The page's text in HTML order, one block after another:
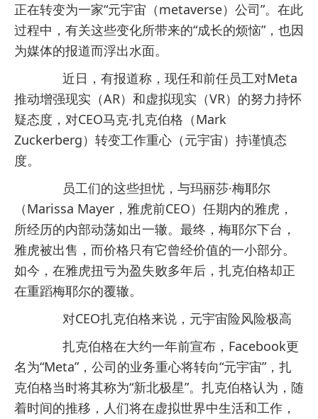
正在转变为一家“元宇宙（metaverse）公司”。在此
过程中，有关这些变化所带来的“成长的烦恼”，也因
为媒体的报道而浮出水面。
近日，有报道称，现任和前任员工对Meta
推动增强现实（AR）和虚拟现实（VR）的努力持怀
疑态度，对CEO马克·扎克伯格（Mark
Zuckerberg）转变工作重心（元宇宙）持谨慎态
度。
员工们的这些担忧，与玛丽莎·梅耶尔
（Marissa Mayer，雅虎前CEO）任期内的雅虎，
所经历的内部动荡如出一辙。最终，梅耶尔下台，
雅虎被出售，而价格只有它曾经价值的一小部分。
如今，在雅虎扭亏为盈失败多年后，扎克伯格却正
在重蹈梅耶尔的覆辙。
对CEO扎克伯格来说，元宇宙险风险极高
扎克伯格在大约一年前宣布，Facebook更
名为“Meta”，公司的业务重心将转向“元宇宙”，扎
克伯格当时将其称为“新北极星”。扎克伯格认为，随
着时间的推移，人们将在虚拟世界中生活和工作，